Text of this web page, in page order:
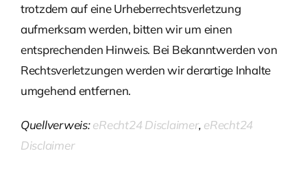
trotzdem auf eine Urheberrechtsverletzung
aufmerksam werden, bitten wir um einen
entsprechenden Hinweis. Bei Bekanntwerden von
Rechtsverletzungen werden wir derartige Inhalte
umgehend entfernen.
Quellverweis:eRecht24 Disclaimer, eRecht24
Disclaimer